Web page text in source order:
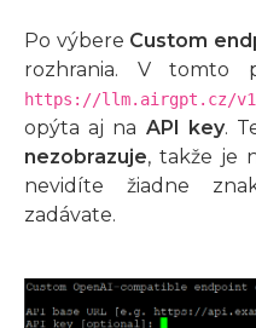
Po výbere Custom
rozhrania. V tomto
https://llm.airgpt.cz/v1
opýta aj na API key.
nezobrazuje, takže je
nevidíte žiadne
zadávate.